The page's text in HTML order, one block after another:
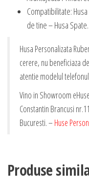
Compatibilitate:
de tine – Husa Spate.
Husa Personalizata
cerere, nu beneficiaza
atentie modelul
Vino in Showroom
Constantin Brancusi
Bucuresti. – Huse
Produse